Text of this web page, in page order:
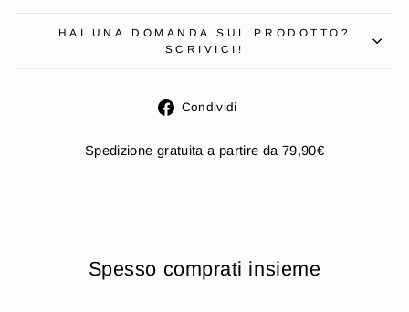
HAI UNA DOMANDA SUL PRODOTTO?
SCRIVICI!
Condividi
Facebook
Spedizione gratuita a partire da 79,90€
Spesso comprati insieme